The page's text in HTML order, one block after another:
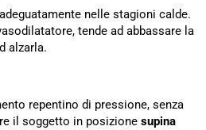
adeguatamente nelle stagioni calde.
tende ad abbassare la
alzarla.
repentino di pressione, senza
il soggetto in posizione supina